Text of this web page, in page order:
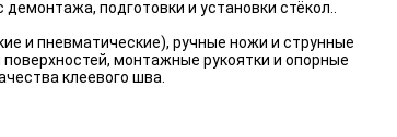
подготовки и установки стёкол..
и пневматические), ручные ножи и струнные
монтажные рукоятки и опорные
клеевого шва.